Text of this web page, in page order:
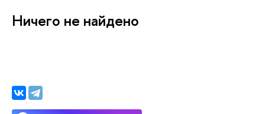
Ничего не найдено